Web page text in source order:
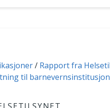
Rapport fra
til